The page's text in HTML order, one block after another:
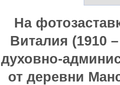
На
Виталия (1910
духовно-
от деревни